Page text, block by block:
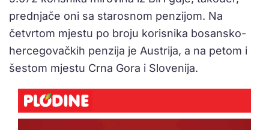
prednjače oni sa starosnom penzijom. Na
četvrtom mjestu po broju korisnika bosansko-
hercegovačkih penzija je Austrija, a na petom i
šestom mjestu Crna Gora i Slovenija.